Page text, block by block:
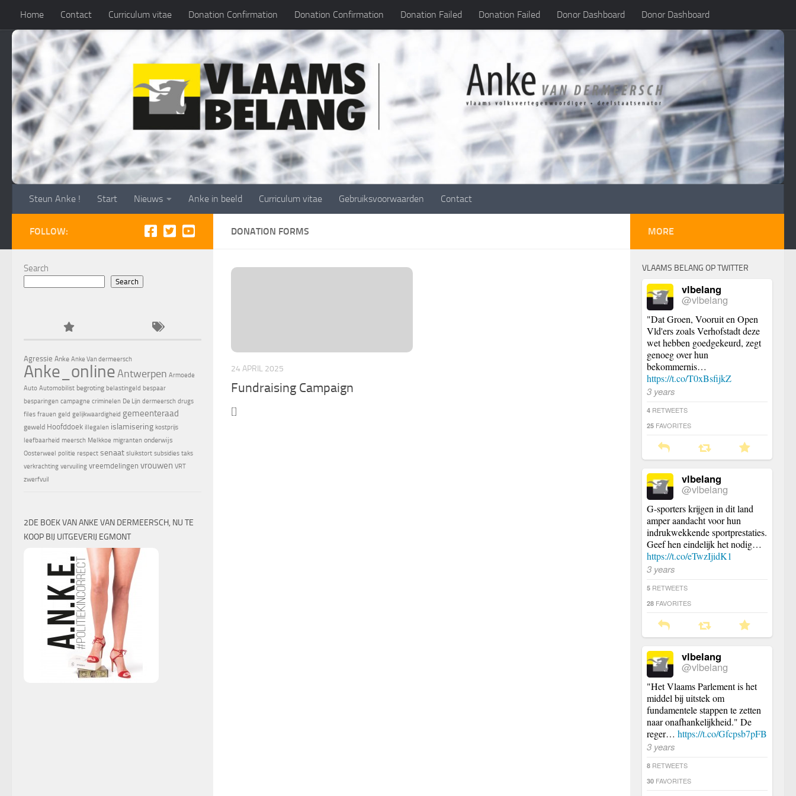
Skip to content
Home Contact Curriculum vitae Donation Confirmation Donation Confirmation Donation Failed Donation Failed Donor Dashboard Donor Dashboard
Gebruiksvoorwaarden
Steun Anke ! Start Nieuws Anke in beeld Curriculum vitae Gebruiksvoorwaarden Contact
DONATION FORMS
24 APRIL 2025
Fundraising Campaign
[]
FOLLOW:
Search
Search
Agressie Anke Anke Van dermeersch
Anke_onlineAntwerpen Armoede
Auto Automobilist begroting belastingeld bespaar
besparingen campagne criminelen De Lijn dermeersch drugs
files frauen geld gelijkwaardigheid gemeenteraad
geweld Hoofddoek illegalen islamisering kostprijs
leefbaarheid meersch Melkkoe migranten onderwijs
Oosterweel politie respect senaat sluikstort subsidies taks
verkrachting vervuiling vreemdelingen vrouwen VRT
zwerfvuil
2DE BOEK VAN ANKE VAN DERMEERSCH, NU TE
KOOP BIJ UITGEVERIJ EGMONT
MORE
VLAAMS BELANG OP TWITTER
vlbelang
@vlbelang
"Dat Groen, Vooruit en Open
Vld'ers zoals Verhofstadt deze
wet hebben goedgekeurd, zegt
genoeg over hun
bekommernis…
https://t.co/T0xBsfijkZ
3 years
4 RETWEETS
25 FAVORITES
vlbelang
@vlbelang
G-sporters krijgen in dit land
amper aandacht voor hun
indrukwekkende sportprestaties.
Geef hen eindelijk het nodig…
https://t.co/eTwzIjidK1
3 years
5 RETWEETS
28 FAVORITES
vlbelang
@vlbelang
"Het Vlaams Parlement is het
middel bij uitstek om
fundamentele stappen te zetten
naar onafhankelijkheid." De
reger… https://t.co/Gfcpsb7pFB
3 years
8 RETWEETS
30 FAVORITES